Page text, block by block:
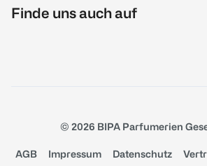
Finde uns auch auf
© 2026 BIPA Parfumerien
AGB Impressum Datenschutz